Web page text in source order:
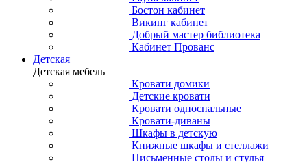
Бостон кабинет
Викинг кабинет
Добрый мастер библиотека
Кабинет Прованс
Детская
Детская мебель
Кровати домики
Детские кровати
Кровати односпальные
Кровати-диваны
Шкафы в детскую
Книжные шкафы и стеллажи
Письменные столы и стулья